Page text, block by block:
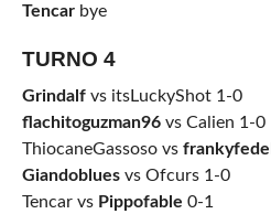
Tencarbye
TURNO 4
Grindalfvs itsLuckyShot 1-0
flachitoguzman96vs Calien 1-0
ThiocaneGassoso vs
Giandobluesvs Ofcurs 1-0
Tencar vs Pippofable 0-1